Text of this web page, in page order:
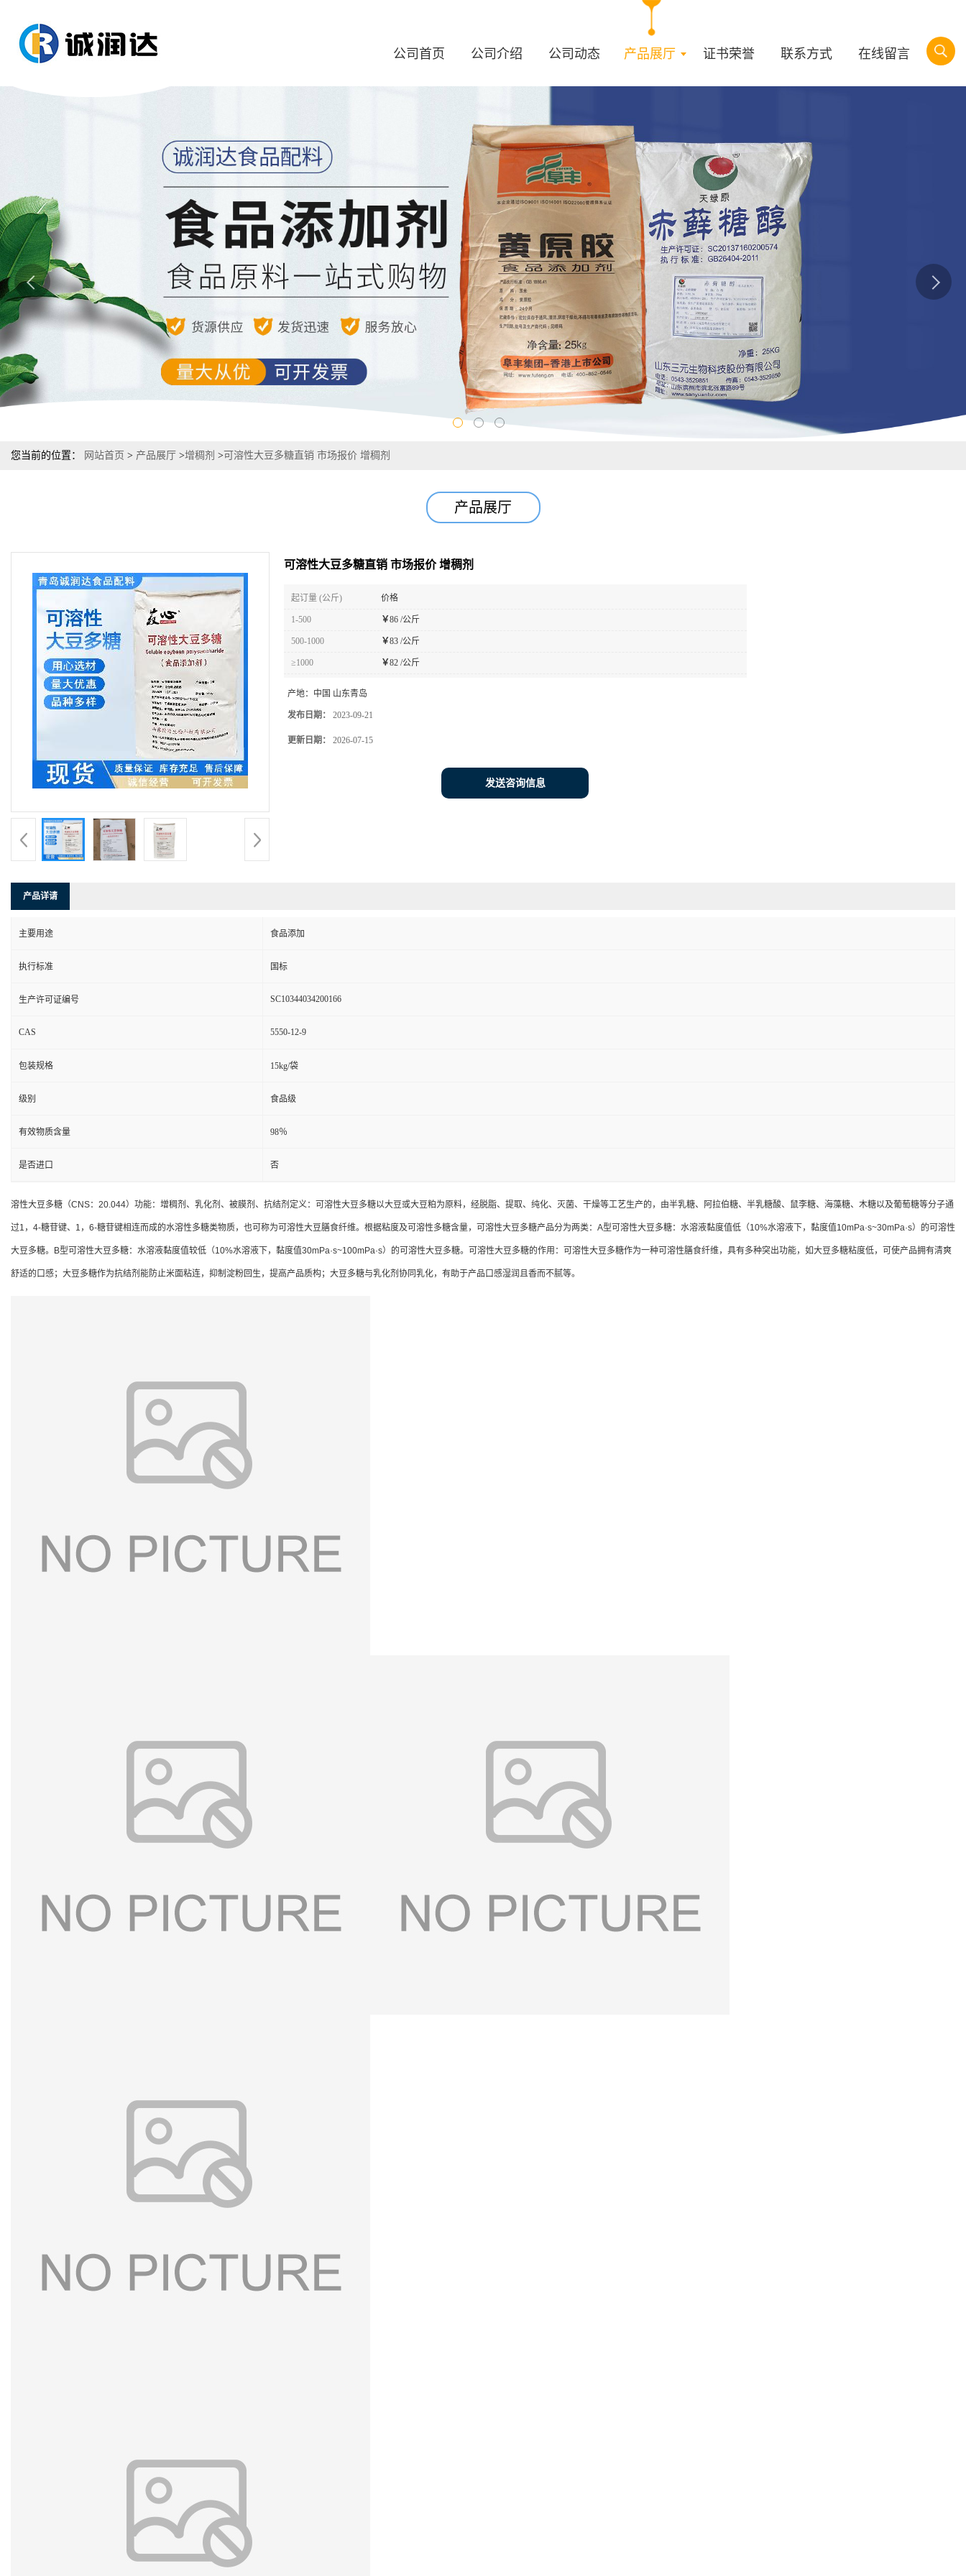
公司首页 公司介绍 公司动态 产品展厅 证书荣誉 联系方式 在线留言
您当前的位置： 网站首页 > 产品展厅 >增稠剂 > 可溶性大豆多糖直销 市场报价 增稠剂
产品展厅
可溶性大豆多糖直销 市场报价 增稠剂
起订量 (公斤) 价格
1-500 ￥86 /公斤
500-1000 ￥83 /公斤
≥1000 ￥82 /公斤
产地： 中国 山东青岛
发布日期： 2023-09-21
更新日期： 2026-07-15
发送咨询信息
产品详请
主要用途 食品添加
执行标准 国标
生产许可证编号 SC10344034200166
CAS 5550-12-9
包装规格 15kg/袋
级别 食品级
有效物质含量 98％
是否进口 否
溶性大豆多糖（CNS：20.044）功能：增稠剂、乳化剂、被膜剂、抗结剂定义：可溶性大豆多糖以大豆或大豆粕为原料，经脱脂、提取、纯化、灭菌、干燥等工艺生产的，由半乳糖、阿拉伯糖、半乳糖酸、鼠李糖、海藻糖、木糖以及葡萄糖等分子通
过1，4-糖苷键、1，6-糖苷键相连而成的水溶性多糖类物质，也可称为可溶性大豆膳食纤维。根据粘度及可溶性多糖含量，可溶性大豆多糖产品分为两类：A型可溶性大豆多糖：水溶液黏度值低（10%水溶液下，黏度值10mPa·s~30mPa·s）的可溶性
大豆多糖。B型可溶性大豆多糖：水溶液黏度值较低（10%水溶液下，黏度值30mPa·s~100mPa·s）的可溶性大豆多糖。可溶性大豆多糖的作用：可溶性大豆多糖作为一种可溶性膳食纤维，具有多种突出功能，如大豆多糖粘度低，可使产品拥有清爽
舒适的口感；大豆多糖作为抗结剂能防止米面粘连，抑制淀粉回生，提高产品质构；大豆多糖与乳化剂协同乳化，有助于产品口感湿润且香而不腻等。